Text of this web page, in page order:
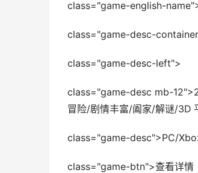
class="game-english-
class="game-desc-
class="game-desc-left">
class="game-desc mb-
冒险/剧情丰富/阖家/解谜/3D
class="game-desc">PC/
class="game-btn">查看详情